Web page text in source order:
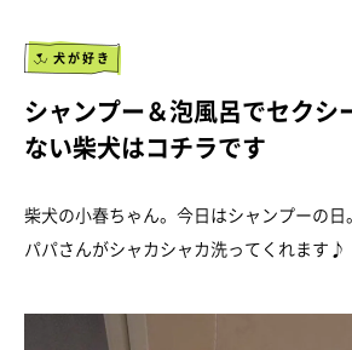
犬が好き
シャンプー＆泡風呂でセクシ
ない柴犬はコチラです
柴犬の小春ちゃん。今日はシャンプーの日。
パパさんがシャカシャカ洗ってくれます♪